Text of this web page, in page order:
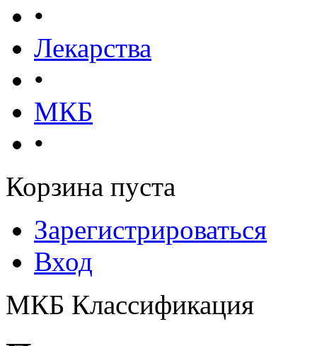
•
Лекарства
•
МКБ
•
Корзина пуста
Зарегистрироваться
Вход
МКБ Классификация